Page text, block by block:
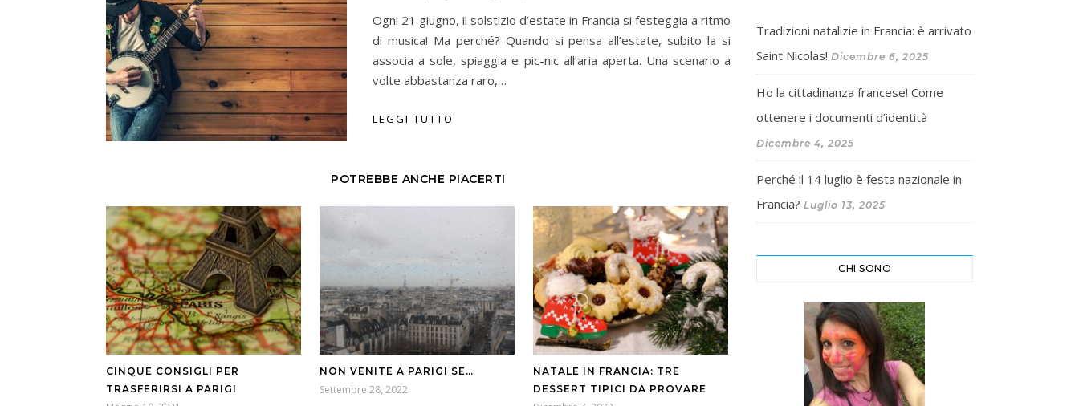
Ogni 21 giugno, il solstizio d’estate in Francia si festeggia a ritmo
di musica! Ma perché? Quando si pensa all’estate, subito la si
associa a sole, spiaggia e pic-nic all’aria aperta. Una scenario a
volte abbastanza raro,…
LEGGI TUTTO
POTREBBE ANCHE PIACERTI
CINQUE CONSIGLI PER
TRASFERIRSI A PARIGI
NON VENITE A PARIGI SE…
Settembre 28, 2022
NATALE IN FRANCIA: TRE
DESSERT TIPICI DA PROVARE
Tradizioni natalizie in Francia: è arrivato
Saint Nicolas! Dicembre 6, 2025
Ho la cittadinanza francese! Come
ottenere i documenti d’identità
Dicembre 4, 2025
Perché il 14 luglio è festa nazionale in
Francia? Luglio 13, 2025
CHI SONO